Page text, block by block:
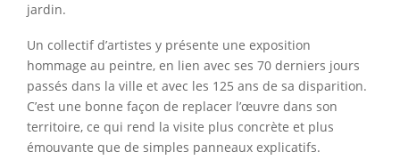
jardin.
Un collectif d’artistes y présente une exposition
hommage au peintre, en lien avec ses 70 derniers jours
passés dans la ville et avec les 125 ans de sa disparition.
C’est une bonne façon de replacer l’œuvre dans son
territoire, ce qui rend la visite plus concrète et plus
émouvante que de simples panneaux explicatifs.